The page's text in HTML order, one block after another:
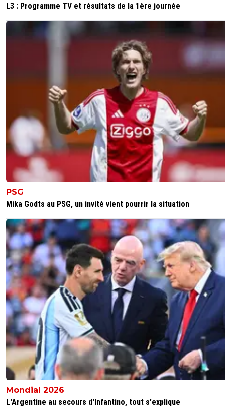
L3 : Programme TV et résultats de la 1ère journée
PSG
Mika Godts au PSG, un invité vient pourrir la situation
Mondial 2026
L'Argentine au secours d'Infantino, tout s'explique